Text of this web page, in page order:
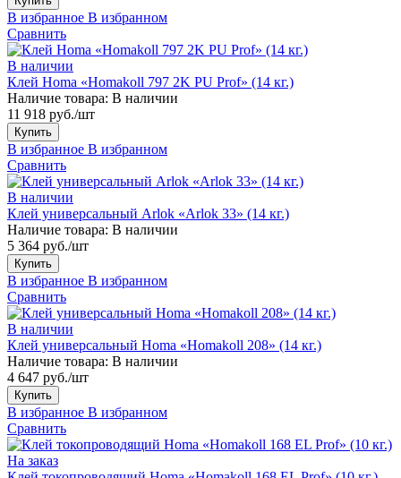
В избранное В избранном
Сравнить
В наличии
Клей Homa «Homakoll 797 2K PU Prof» (14 кг.)
Наличие товара: В наличии
11 918 руб./шт
Купить
В избранное В избранном
Сравнить
В наличии
Клей универсальный Arlok «Arlok 33» (14 кг.)
Наличие товара: В наличии
5 364 руб./шт
Купить
В избранное В избранном
Сравнить
В наличии
Клей универсальный Homa «Homakoll 208» (14 кг.)
Наличие товара: В наличии
4 647 руб./шт
Купить
В избранное В избранном
Сравнить
На заказ